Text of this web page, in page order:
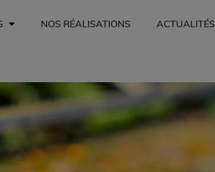
NOS RÉALISATIONS ACTUALITÉS